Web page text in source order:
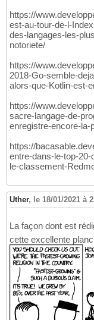
https://
est-au-tour-de-l-
des-langages-les-
notoriete/
https://
2018-Go-semble-
alors-que-Kotlin-est-
https://
sacre-langage-de-
enregistre-encore-la-
https://
entre-dans-le-top-
le-classement-
Uther, le 18/01/2021 à
La façon dont est
cette excellente